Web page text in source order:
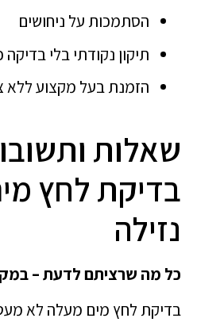
הסתמכות על ניחושים
תיקון נקודתי בלי בדיקה
הזמנת בעל מקצוע ללא
שאלות
בדיקת לחץ
נזילה
כל מה שרציתם לדעת –
בדיקת לחץ מים מעלה לא